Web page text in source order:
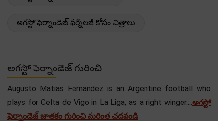
అగస్టో ఫెర్నాండెజ్ ఫర్నేలజీ కోసం చిత్రాలు
అగస్టో ఫెర్నాండెజ్ గురించి
Augusto Matías Fernández is an Argentine football who
plays for Celta de Vigo in La Liga, as a right winger....అగస్టో
ఫెర్నాండెజ్ జాతకం గురించి మరింత చదవండి